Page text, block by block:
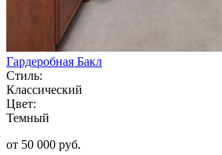
Гардеробная Бакл
Стиль:
Классический
Цвет:
Темный
от 50 000 руб.